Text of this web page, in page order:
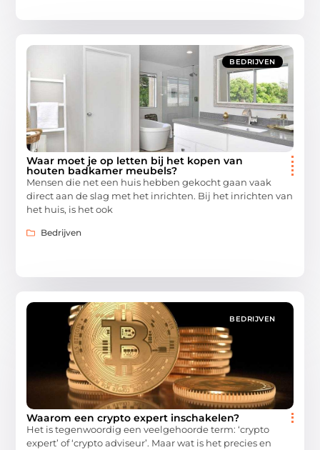
BEDRIJVEN
Waar moet je op letten bij het kopen van
houten badkamer meubels?
Mensen die net een huis hebben gekocht gaan vaak
direct aan de slag met het inrichten. Bij het inrichten van
het huis, is het ook
Bedrijven
BEDRIJVEN
Waarom een crypto expert inschakelen?
Het is tegenwoordig een veelgehoorde term: ‘crypto
expert’ of ‘crypto adviseur’. Maar wat is het precies en